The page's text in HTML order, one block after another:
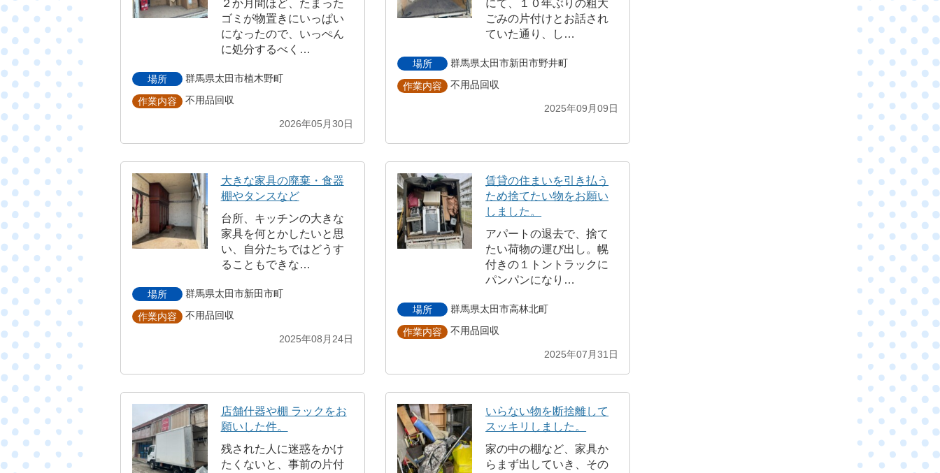
２か月間ほど、たまった
ゴミが物置きにいっぱい
になったので、いっぺん
に処分するべく…
場所 群馬県太田市植木野町
作業内容 不用品回収
2026年05月30日
にて、１０年ぶりの粗大
ごみの片付けとお話され
ていた通り、し…
場所 群馬県太田市新田市野井町
作業内容 不用品回収
2025年09月09日
大きな家具の廃棄・食器
棚やタンスなど
台所、キッチンの大きな
家具を何とかしたいと思
い、自分たちではどうす
ることもできな…
場所 群馬県太田市新田市町
作業内容 不用品回収
2025年08月24日
賃貸の住まいを引き払う
ため捨てたい物をお願い
しました。
アパートの退去で、捨て
たい荷物の運び出し。幌
付きの１トントラックに
パンパンになり…
場所 群馬県太田市高林北町
作業内容 不用品回収
2025年07月31日
店舗什器や棚 ラックをお
願いした件。
残された人に迷惑をかけ
たくないと、事前の片付
いらない物を断捨離して
スッキリしました。
家の中の棚など、家具か
らまず出していき、その